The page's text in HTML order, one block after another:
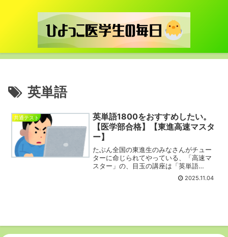
英単語
共通テスト
英単語1800をおすすめしたい。
【医学部合格】【東進高速マスタ
ー】
たぶん全国の東進生のみなさんがチュー
ターに命じられてやっている、「高速マ
スター」の、目玉の講座は「英単語
1800」です。1800の基本的な英単語を高
速(フラッシュカードのような形)で学習
2025.11.04